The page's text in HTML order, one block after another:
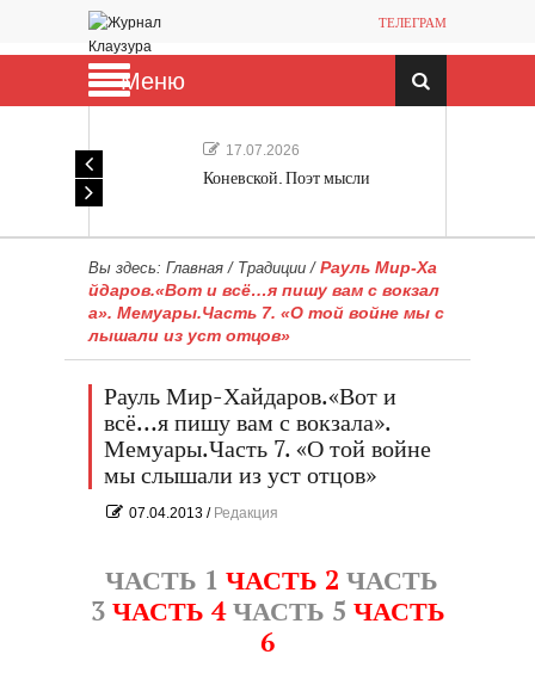
ТЕЛЕГРАМ
Меню
17.07.2026
Коневской. Поэт мысли
Вы здесь: Главная / Традиции / Рауль Мир-Ха
йдаров.«Вот и всё…я пишу вам с вокзал
а». Мемуары.Часть 7. «О той войне мы с
лышали из уст отцов»
Рауль Мир-Хайдаров.«Вот и
всё…я пишу вам с вокзала».
Мемуары.Часть 7. «О той войне
мы слышали из уст отцов»
07.04.2013 / Редакция
ЧАСТЬ 1 ЧАСТЬ 2 ЧАСТЬ
3 ЧАСТЬ 4 ЧАСТЬ 5 ЧАСТЬ
6